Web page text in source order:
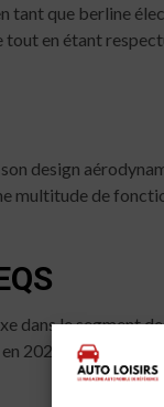
tant que berline
en étant
design
multitude de
dans le segment
2024. Son